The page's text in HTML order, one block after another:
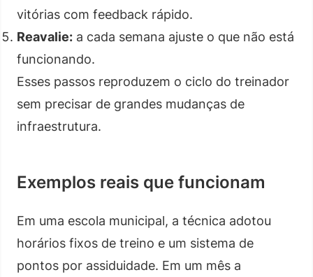
vitórias com feedback rápido.
Reavalie: a cada semana ajuste o que não está
funcionando.
Esses passos reproduzem o ciclo do treinador
sem precisar de grandes mudanças de
infraestrutura.
Exemplos reais que funcionam
Em uma escola municipal, a técnica adotou
horários fixos de treino e um sistema de
pontos por assiduidade. Em um mês a